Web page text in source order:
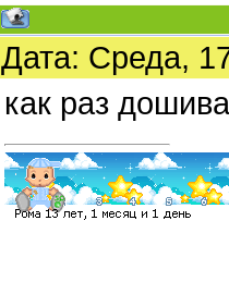
Дата: Среда,
как раз